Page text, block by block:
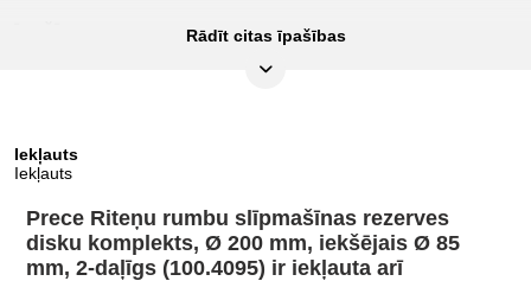
Iekšējais diametrs, mm:
Iesaiņojuma augstums, mm: 60
Iesaiņojuma garums, mm: 261
Rādīt citas īpašības
Iekļauts
Iekļauts
Prece Riteņu rumbu slīpmašīnas rezerves
disku komplekts, Ø 200 mm, iekšējais Ø 85
mm, 2-daļīgs (100.4095) ir iekļauta arī